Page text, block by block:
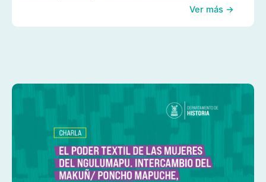
Ver más →